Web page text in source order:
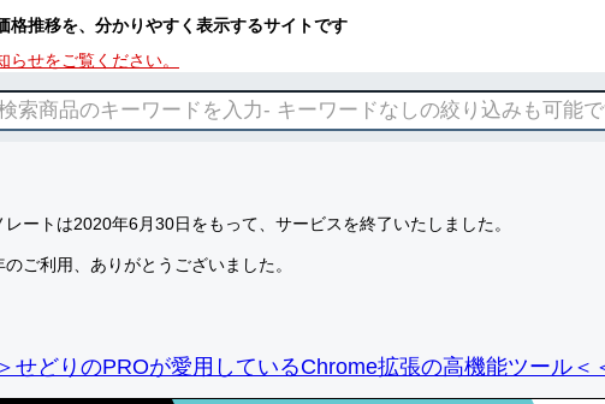
格推移を、分かりやすく表示するサイトです
らせをご覧ください。
レートは2020年6月30日をもって、サービスを終了いたしました。
のご利用、ありがとうございました。
せどりのPROが愛用しているChrome拡張の高機能ツール＜